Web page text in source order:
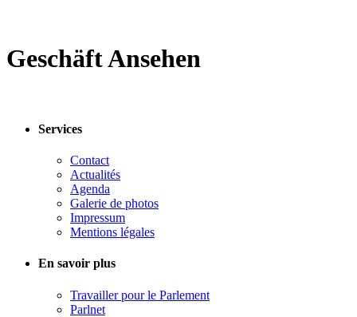
Geschäft Ansehen
Services
Contact
Actualités
Agenda
Galerie de photos
Impressum
Mentions légales
En savoir plus
Travailler pour le Parlement
Parlnet